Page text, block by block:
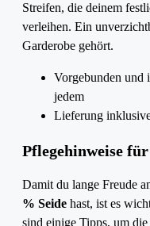
Streifen, die deinem
verleihen. Ein
Garderobe gehört.
Vorgebunden und
jedem
Lieferung
Pflegehinweise
Damit du lange Freude
% Seide hast, ist es
sind einige Tipps, um